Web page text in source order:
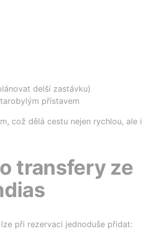
delší zastávku)
přístavem
což dělá cestu nejen rychlou, ale i
transfery ze
při rezervaci jednoduše přidat: